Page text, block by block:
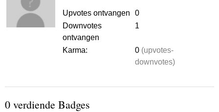
Upvotes ontvangen
0
Downvotes
ontvangen
1
Karma: 0 (upvotes-
downvotes)
0 verdiende Badges